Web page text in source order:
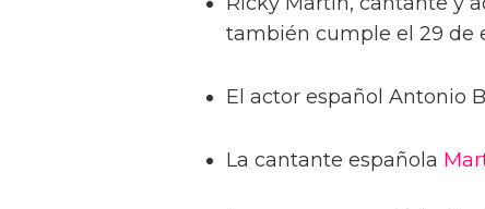
también cumple el 29 de
El actor español Antonio
La cantante española